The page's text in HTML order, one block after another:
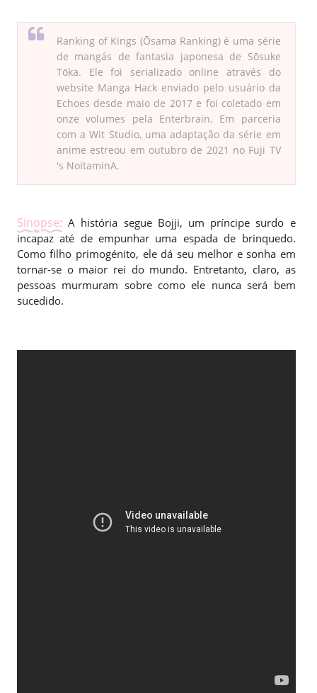
Ranking of Kings (Ōsama Ranking) é uma série
de mangás de fantasia japonesa de Sōsuke
Tōka. Ele foi serializado online através do
website Manga Hack enviado pelo usuário da
Echoes desde maio de 2017 e foi coletado em
onze volumes pela Enterbrain. Em parceria
com a Wit Studio, uma adaptação da série em
anime estreou em outubro de 2021 no Fuji TV
's NoitaminA.
Sinopse: A história segue Bojji, um príncipe surdo e
incapaz até de empunhar uma espada de brinquedo.
Como filho primogénito, ele dá seu melhor e sonha em
tornar-se o maior rei do mundo. Entretanto, claro, as
pessoas murmuram sobre como ele nunca será bem
sucedido.